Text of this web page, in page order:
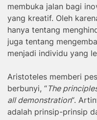
membuka jalan bagi
yang kreatif. Oleh
hanya tentang
juga tentang
menjadi individu yang
Aristoteles memberi
berbunyi, “The
all demonstration“.
adalah prinsip-prinsip